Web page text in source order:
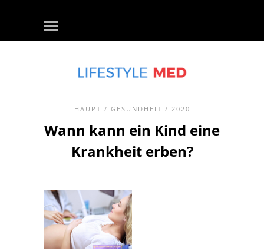
HAUPT / GESUNDHEIT / 2020
Wann kann ein Kind eine
Krankheit erben?